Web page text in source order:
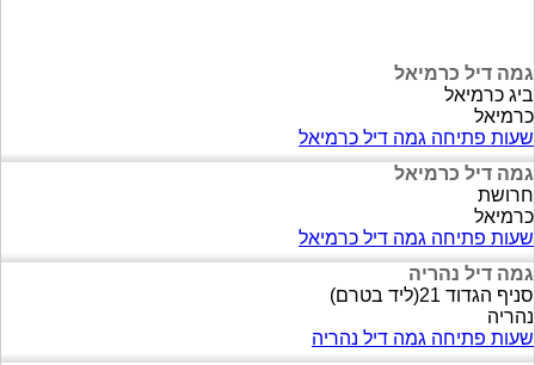
גמה דיל כרמיאל
ביג כרמיאל
כרמיאל
שעות פתיחה גמה דיל כרמיאל
גמה דיל כרמיאל
חרושת
כרמיאל
שעות פתיחה גמה דיל כרמיאל
גמה דיל נהריה
סניף הגדוד 21(ליד בטרם)
נהריה
שעות פתיחה גמה דיל נהריה